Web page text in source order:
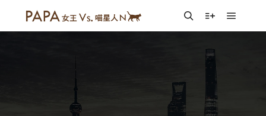
SearchMore info
Main